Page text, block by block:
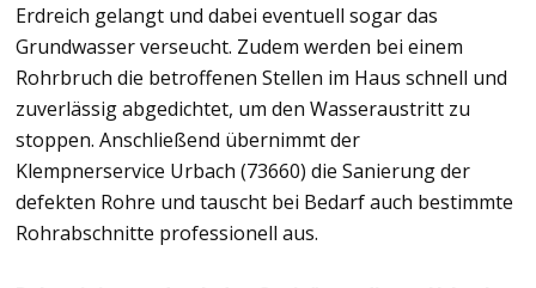
Erdreich gelangt und dabei eventuell sogar das
Grundwasser verseucht. Zudem werden bei einem
Rohrbruch die betroffenen Stellen im Haus schnell und
zuverlässig abgedichtet, um den Wasseraustritt zu
stoppen. Anschließend übernimmt der
Klempnerservice Urbach (73660) die Sanierung der
defekten Rohre und tauscht bei Bedarf auch bestimmte
Rohrabschnitte professionell aus.